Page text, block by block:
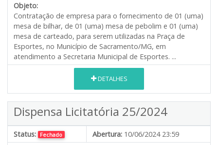
Objeto:
Contratação de empresa para o fornecimento de 01 (uma)
mesa de bilhar, de 01 (uma) mesa de pebolim e 01 (uma)
mesa de carteado, para serem utilizadas na Praça de
Esportes, no Município de Sacramento/MG, em
atendimento a Secretaria Municipal de Esportes. ...
DETALHES
Dispensa Licitatória 25/2024
Status: Fechado Abertura: 10/06/2024 23:59